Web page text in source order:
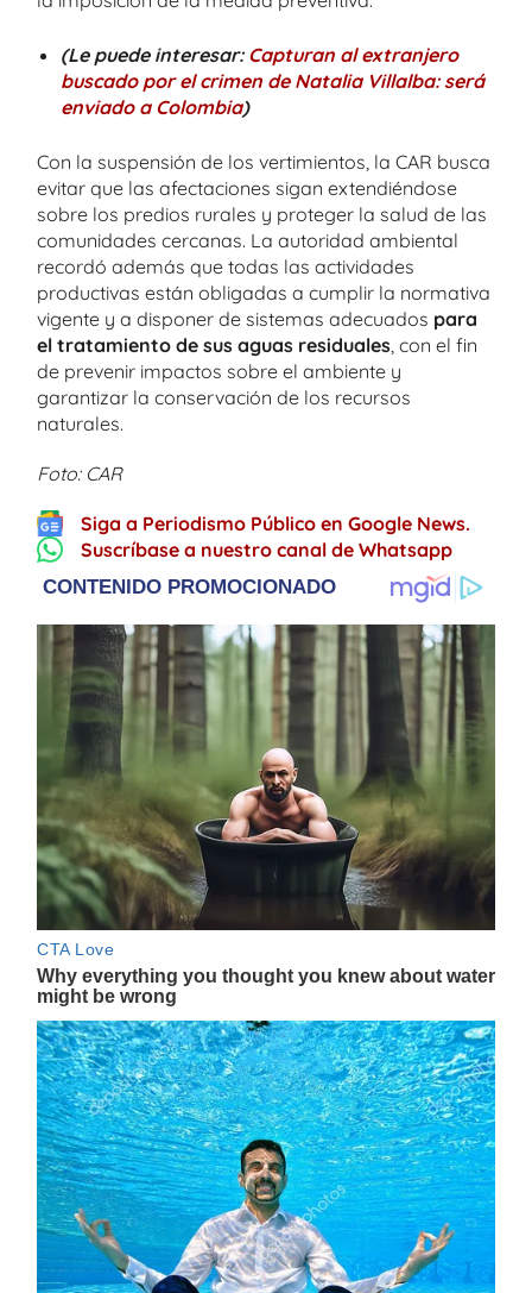
(Le puede interesar: Capturan al extranjero
buscado por el crimen de Natalia Villalba: será
enviado a Colombia)
Con la suspensión de los vertimientos, la CAR busca
evitar que las afectaciones sigan extendiéndose
sobre los predios rurales y proteger la salud de las
comunidades cercanas. La autoridad ambiental
recordó además que todas las actividades
productivas están obligadas a cumplir la normativa
vigente y a disponer de sistemas adecuados para
el tratamiento de sus aguas residuales, con el fin
de prevenir impactos sobre el ambiente y
garantizar la conservación de los recursos
naturales.
Foto: CAR
Siga a Periodismo Público en Google News.
Suscríbase a nuestro canal de Whatsapp